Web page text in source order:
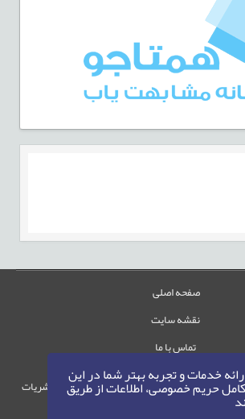
خدمات و تجربه بهتر شما در این
حریم خصوصی، اطلاعات از طریق
صفحه اصلی
نقشه سایت
تماس با ما
حقوق این وب‌سایت متعلق به سامانه مدیریت نشریات